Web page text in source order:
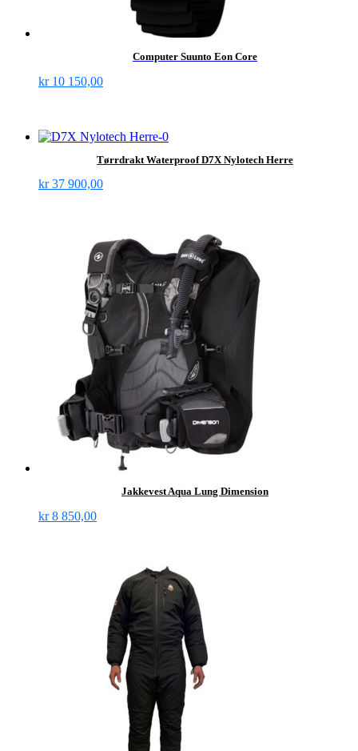
Computer Suunto Eon Core
kr10 150,00
Tørrdrakt Waterproof D7X Nylotech Herre
kr37 900,00
Jakkevest Aqua Lung Dimension
kr8 850,00